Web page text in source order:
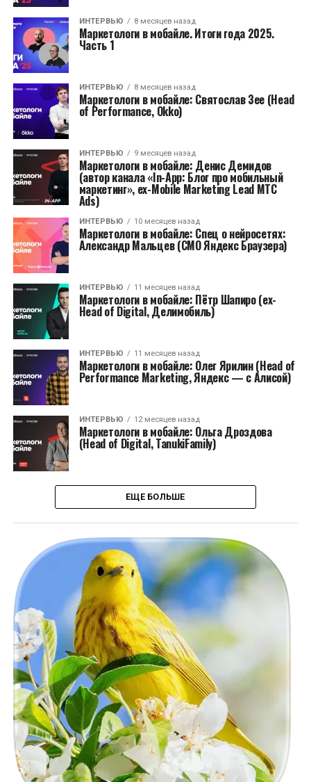
ИНТЕРВЬЮ 8 месяцев назад
Маркетологи в мобайле. Итоги года 2025.
Часть 1
ИНТЕРВЬЮ 8 месяцев назад
Маркетологи в мобайле: Святослав Зее (Head
of Performancе, Okko)
ИНТЕРВЬЮ 9 месяцев назад
Маркетологи в мобайле: Денис Демидов
(автор канала «In-App: Блог про мобильный
маркетинг», ex-Mobile Marketing Lead МТС
Ads)
ИНТЕРВЬЮ 10 месяцев назад
Маркетологи в мобайле: Спец о нейросетях:
Александр Мальцев (CMO Яндекс Браузера)
ИНТЕРВЬЮ 11 месяцев назад
Маркетологи в мобайле: Пётр Шапиро (ex-
Head of Digital, Делимобиль)
ИНТЕРВЬЮ 11 месяцев назад
Маркетологи в мобайле: Олег Ярилин (Head of
Performance Marketing, Яндекс — с Алисой)
ИНТЕРВЬЮ 12 месяцев назад
Маркетологи в мобайле: Ольга Дроздова
(Head of Digital, TanukiFamily)
ЕЩЕ БОЛЬШЕ